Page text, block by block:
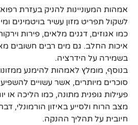
אמהות המעוניינות להניק בעזרת
לשקול תפריט מזון עשיר בויטמינים
כמו אגוזים, דגנים מלאים, פירות
איכות החלב. גם מים רבים חשובים
בשמירה על הידרציה.
בנוסף, מומלץ לאמהות להימנע
סוכרים מיותרים, אשר עשויים
פעילות גופנית מתונה, כמו הליכה או
מצב הרוח ולסייע באיזון הורמונלי,
חיובית על תהליך ההנקה.